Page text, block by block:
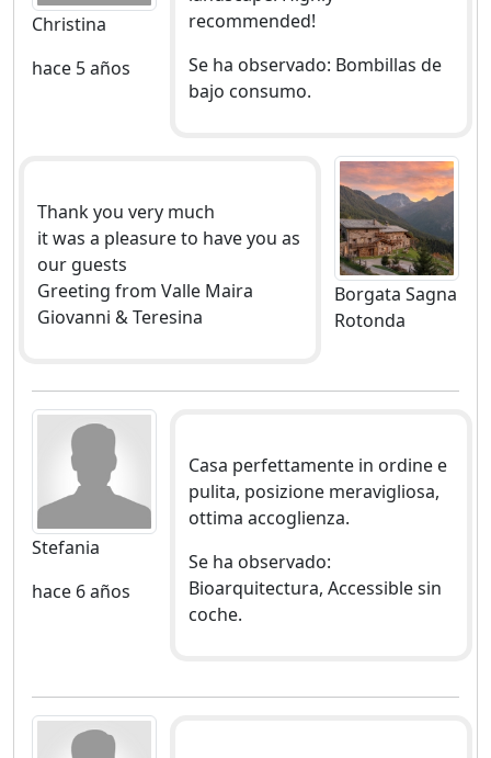
Christina
hace 5 años
recommended!
Se ha observado: Bombillas de
bajo consumo.
Thank you very much
it was a pleasure to have you as
our guests
Greeting from Valle Maira
Giovanni & Teresina
Borgata Sagna
Rotonda
Stefania
hace 6 años
Casa perfettamente in ordine e
pulita, posizione meravigliosa,
ottima accoglienza.
Se ha observado:
Bioarquitectura, Accessible sin
coche.